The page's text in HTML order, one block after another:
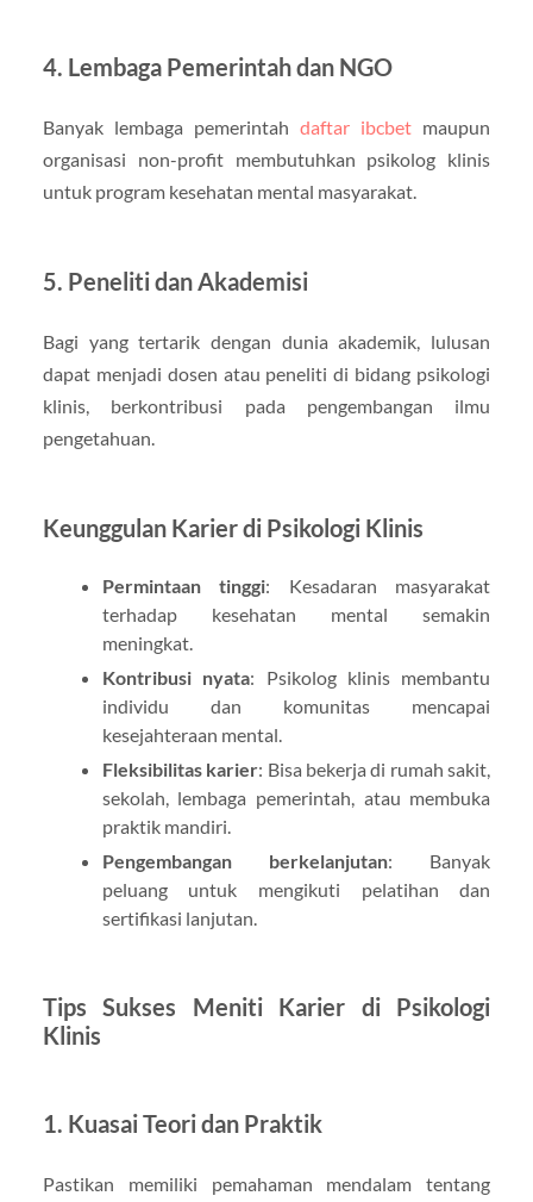
4. Lembaga Pemerintah dan NGO
Banyak lembaga pemerintahdaftar ibcbet maupun
organisasi non-profit membutuhkan psikolog klinis
untuk program kesehatan mental masyarakat.
5. Peneliti dan Akademisi
Bagi yang tertarik dengan dunia akademik, lulusan
dapat menjadi dosen atau peneliti di bidang psikologi
klinis, berkontribusi pada pengembangan ilmu
pengetahuan.
Keunggulan Karier di Psikologi Klinis
Permintaan tinggi: Kesadaran masyarakat
terhadap kesehatan mental semakin
meningkat.
Kontribusi nyata: Psikolog klinis membantu
individu dan komunitas mencapai
kesejahteraan mental.
Fleksibilitas karier: Bisa bekerja di rumah sakit,
sekolah, lembaga pemerintah, atau membuka
praktik mandiri.
Pengembangan berkelanjutan: Banyak
peluang untuk mengikuti pelatihan dan
sertifikasi lanjutan.
Tips Sukses Meniti Karier di Psikologi
Klinis
1. Kuasai Teori dan Praktik
Pastikan memiliki pemahaman mendalam tentang